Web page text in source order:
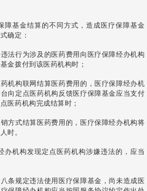
障基金结算的不同方式，造成医疗保障基金
确定：
违法行为涉及的医药费用向医疗保障经办机构
金拨付到该医药机构时；
药机构联网结算医药费用的，医疗保障经办机
向定点医药机构反馈医疗保障基金应当支付
医药机构完成结算时；
销方式结算医药费用的，医疗保障经办机构将
时。
办机构发现定点医药机构涉嫌违法的，应当
八条规定违法使用医疗保障基金，尚未造成医